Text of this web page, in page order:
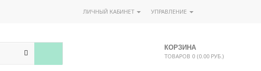
ЛИЧНЫЙ КАБИНЕТ УПРАВЛЕНИЕ
КОРЗИНА
ТОВАРОВ 0 (0.00 РУБ.)